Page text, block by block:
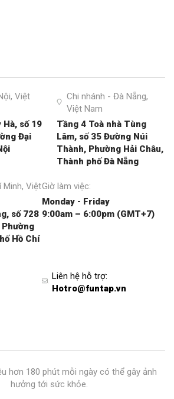
Việt
Hà, số 19
Đại
Chi nhánh - Đà Nẵng,
Việt Nam
Tầng 4 Toà nhà Tùng
Lâm, số 35 Đường Núi
Thành, Phường Hải Châu,
Thành phố Đà Nẵng
Minh, Việt
số 728
Hồ Chí
Giờ làm việc:
Monday - Friday
9:00am – 6:00pm (GMT+7)
Liên hệ hỗ trợ:
Hotro@funtap.vn
hơn 180 phút mỗi ngày có thể gây ảnh
hưởng tới sức khỏe.